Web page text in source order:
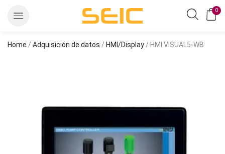
0
Home / Adquisición de datos / HMI/Display / HMI VISUAL5-WB